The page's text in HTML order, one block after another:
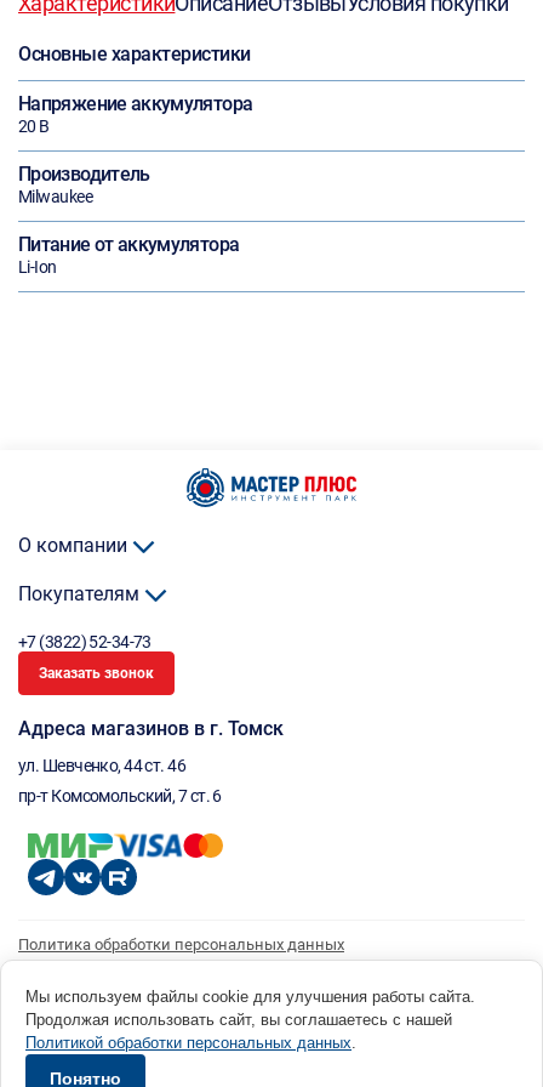
Основные характеристики
Напряжение аккумулятора
20 В
Производитель
Milwaukee
Питание от аккумулятора
Li-Ion
О компании
Покупателям
+7 (3822) 52-34-73
Заказать звонок
Адреса магазинов в г. Томск
ул. Шевченко, 44 ст. 46
пр-т Комсомольский, 7 ст. 6
Политика обработки персональных данных
Согласие на получение рассылки
© 1996 - 2026 инструмент парк «Мастер Плюс» Россия, г. Томск, ул. Шевченко, 44 ст. 46, (3822) 52-34-
73 okp@masterplus.tomsk.ru ИП Брусницын Д.Н. ИНН 701700002741
Мы используем файлы cookie для улучшения работы сайта.
Продолжая использовать сайт, вы соглашаетесь с нашей
Политикой обработки персональных данных.
Понятно